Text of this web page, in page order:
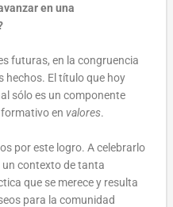
en una
futuras, en la congruencia
hechos. El título que hoy
sólo es un componente
en valores.
por este logro. A celebrarlo
un contexto de tanta
que se merece y resulta
para la comunidad